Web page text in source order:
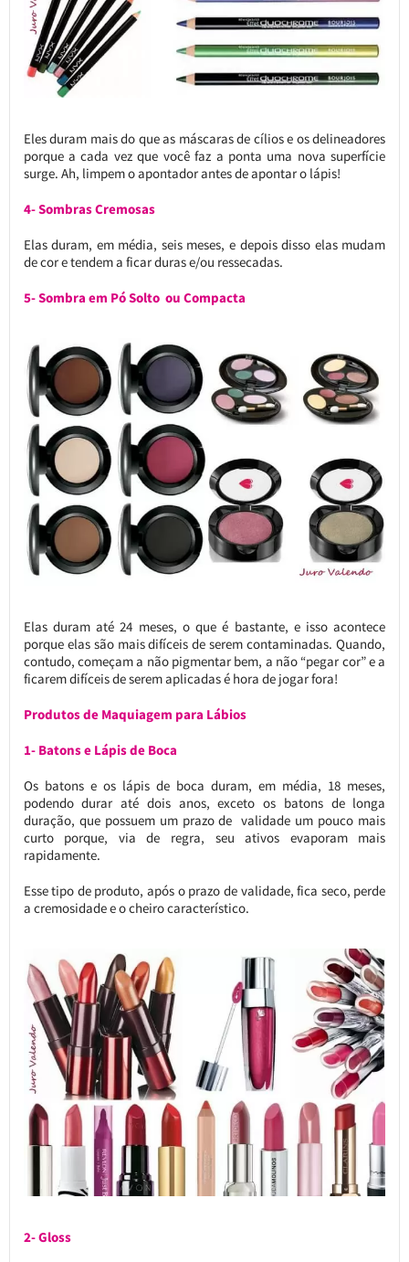
Eles duram mais do que as máscaras de cílios e os delineadores
porque a cada vez que você faz a ponta uma nova superfície
surge. Ah, limpem o apontador antes de apontar o lápis!
4- Sombras Cremosas
Elas duram, em média, seis meses, e depois disso elas mudam
de cor e tendem a ficar duras e/ou ressecadas.
5- Sombra em Pó Solto ou Compacta
Elas duram até 24 meses, o que é bastante, e isso acontece
porque elas são mais difíceis de serem contaminadas. Quando,
contudo, começam a não pigmentar bem, a não “pegar cor” e a
ficarem difíceis de serem aplicadas é hora de jogar fora!
Produtos de Maquiagem para Lábios
1- Batons e Lápis de Boca
Os batons e os lápis de boca duram, em média, 18 meses,
podendo durar até dois anos, exceto os batons de longa
duração, que possuem um prazo de validade um pouco mais
curto porque, via de regra, seu ativos evaporam mais
rapidamente.
Esse tipo de produto, após o prazo de validade, fica seco, perde
a cremosidade e o cheiro característico.
2- Gloss